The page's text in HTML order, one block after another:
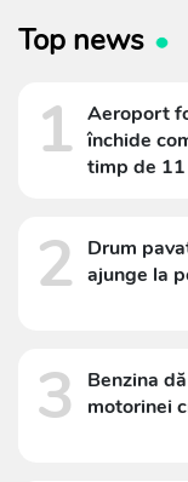
Top news
1 Aeroport
închide
timp de
2
Drum
ajunge la
3
Benzina
motorinei